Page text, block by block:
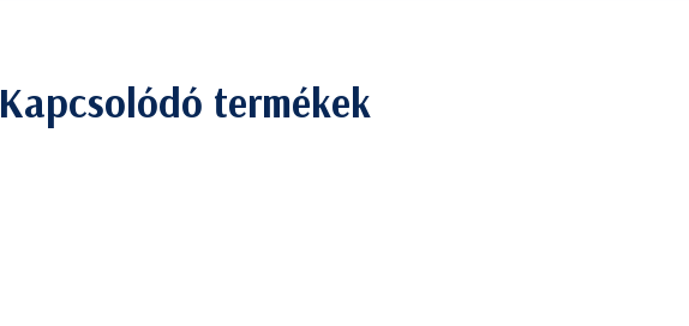
Kapcsolódó termékek